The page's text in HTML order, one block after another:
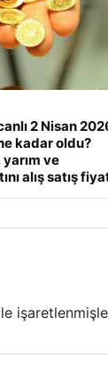
2 Nisan
kadar oldu?
ve
alış satış